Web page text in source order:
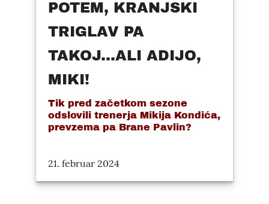
POTEM, KRANJSKI
TRIGLAV PA
TAKOJ...ALI ADIJO,
MIKI!
Tik pred začetkom sezone
odslovili trenerja Mikija Kondića,
prevzema pa Brane Pavlin?
21. februar 2024